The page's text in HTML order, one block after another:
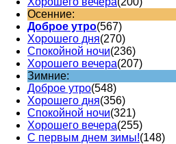
Осенние:
Доброе утро(567)
Хорошего дня(270)
Спокойной ночи(236)
Хорошего вечера(207)
Зимние:
Доброе утро(548)
Хорошего дня(356)
Спокойной ночи(321)
Хорошего вечера(255)
С первым днем зимы!(148)